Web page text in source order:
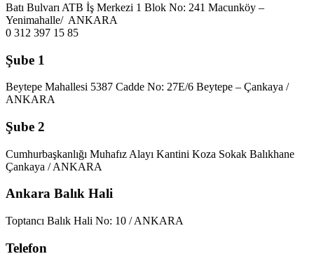
Batı Bulvarı ATB İş Merkezi 1 Blok No: 241 Macunköy –
Yenimahalle/ ANKARA
0 312 397 15 85
Şube 1
Beytepe Mahallesi 5387 Cadde No: 27E/6 Beytepe – Çankaya /
ANKARA
Şube 2
Cumhurbaşkanlığı Muhafız Alayı Kantini Koza Sokak Balıkhane
Çankaya / ANKARA
Ankara Balık Hali
Toptancı Balık Hali No: 10 / ANKARA
Telefon